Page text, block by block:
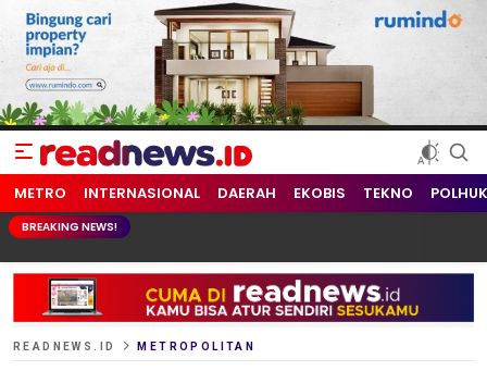
readnews.id
Berita Terkini, Update Terbaru Hari ini dari Indonesia dan Dunia
METRO INTERNASIONAL DAERAH EKOBIS TEKNO
BREAKING NEWS!
READNEWS.ID METROPOLITAN